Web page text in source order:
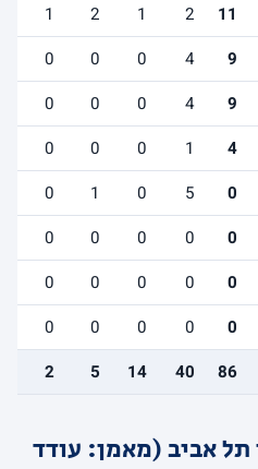
11
2
1
2
1
9
4
0
0
0
9
4
0
0
0
4
1
0
0
0
0
5
0
1
0
0
0
0
0
0
0
0
0
0
0
0
0
0
0
0
86
40
14
5
2
אביב (מאמן: עודד